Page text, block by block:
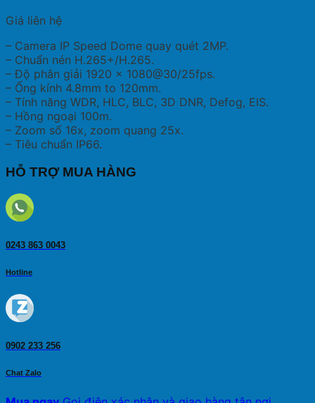
Giá liên hệ
– Camera IP Speed Dome quay quét 2MP.
– Chuẩn nén H.265+/H.265.
– Độ phân giải 1920 × 1080@30/25fps.
– Ống kính 4.8mm to 120mm.
– Tính năng WDR, HLC, BLC, 3D DNR, Defog, EIS.
– Hồng ngoại 100m.
– Zoom số 16x, zoom quang 25x.
– Tiêu chuẩn IP66.
HỖ TRỢ MUA HÀNG
0243 863 0043
Hotline
0902 233 256
Chat Zalo